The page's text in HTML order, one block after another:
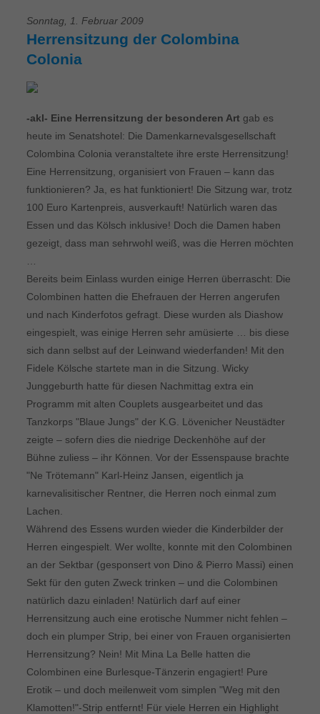
Sonntag, 1. Februar 2009
Herrensitzung der Colombina
Colonia
-akl- Eine Herrensitzung der besonderen Artgab es
heute im Senatshotel: Die Damenkarnevalsgesellschaft
Colombina Colonia veranstaltete ihre erste Herrensitzung!
Eine Herrensitzung, organisiert von Frauen – kann das
funktionieren? Ja, es hat funktioniert! Die Sitzung war, trotz
100 Euro Kartenpreis, ausverkauft! Natürlich waren das
Essen und das Kölsch inklusive! Doch die Damen haben
gezeigt, dass man sehrwohl weiß, was die Herren möchten
Bereits beim Einlass wurden einige Herren überrascht: Die
Colombinen hatten die Ehefrauen der Herren angerufen
und nach Kinderfotos gefragt. Diese wurden als Diashow
eingespielt, was einige Herren sehr amüsierte … bis diese
sich dann selbst auf der Leinwand wiederfanden! Mit den
Fidele Kölsche startete man in die Sitzung. Wicky
Junggeburth hatte für diesen Nachmittag extra ein
Programm mit alten Couplets ausgearbeitet und das
Tanzkorps "Blaue Jungs" der K.G. Lövenicher Neustädter
zeigte – sofern dies die niedrige Deckenhöhe auf der
Bühne zuliess – ihr Können. Vor der Essenspause brachte
"Ne Trötemann" Karl-Heinz Jansen, eigentlich ja
karnevalisitischer Rentner, die Herren noch einmal zum
Lachen.
Während des Essens wurden wieder die Kinderbilder der
Herren eingespielt. Wer wollte, konnte mit den Colombinen
an der Sektbar (gesponsert von Dino & Pierro Massi) einen
Sekt für den guten Zweck trinken – und die Colombinen
natürlich dazu einladen! Natürlich darf auf einer
Herrensitzung auch eine erotische Nummer nicht fehlen –
doch ein plumper Strip, bei einer von Frauen organisierten
Herrensitzung? Nein! Mit Mina La Belle hatten die
Colombinen eine Burlesque-Tänzerin engagiert! Pure
Erotik – und doch meilenweit vom simplen "Weg mit den
Klamotten!"-Strip entfernt! Für viele Herren ein Highlight